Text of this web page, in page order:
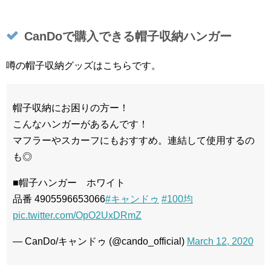
CanDoで購入できる帽子収納ハンガー
噂の帽子収納グッズはこちらです。
帽子収納にお困りの方ー！
こんなハンガーがあるんです！
マフラーやスカーフにもおすすめ。連結して使用するの
も◎
■帽子ハンガー ホワイト
品番 4905596653066#キャンドゥ #100均
pic.twitter.com/OpO2UxDRmZ
— CanDo/キャンドゥ (@cando_official) March 12, 2020